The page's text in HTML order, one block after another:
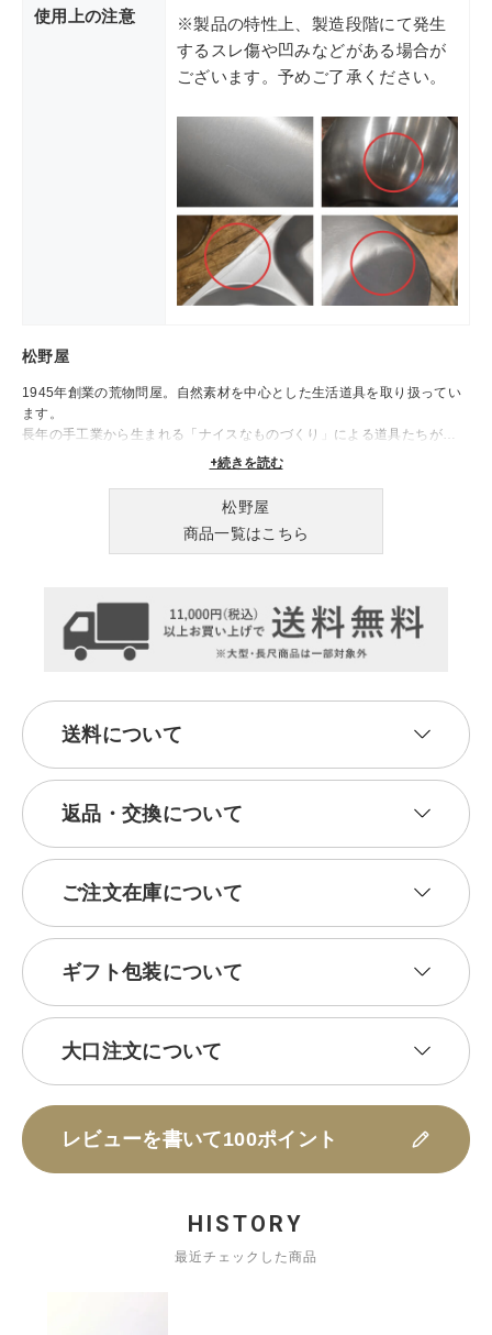
使用上の注意
※製品の特性上、製造段階にて発生
するスレ傷や凹みなどがある場合が
ございます。予めご了承ください。
松野屋
1945年創業の荒物問屋。自然素材を中心とした生活道具を取り扱ってい
ます。
長年の手工業から生まれる「ナイスなものづくり」による道具たちが、
+続きを読む
松野屋
商品一覧はこちら
送料について
返品・交換について
ご注文在庫について
ギフト包装について
大口注文について
レビューを書いて100ポイント
HISTORY
最近チェックした商品